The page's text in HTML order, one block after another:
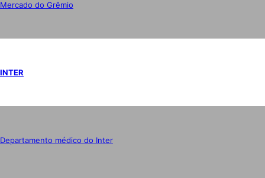
Mercado do Grêmio
INTER
Departamento médico do Inter